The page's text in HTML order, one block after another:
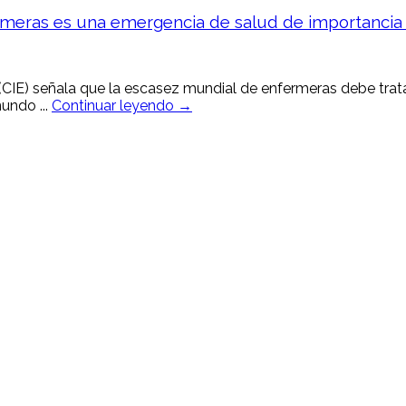
es una emergencia de salud de
señala que la escasez mundial de enfermeras debe
... Continuar leyendo →